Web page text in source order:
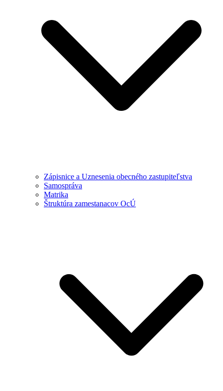
Zápisnice a Uznesenia obecného zastupiteľstva
Samospráva
Matrika
Štruktúra zamestanacov OcÚ